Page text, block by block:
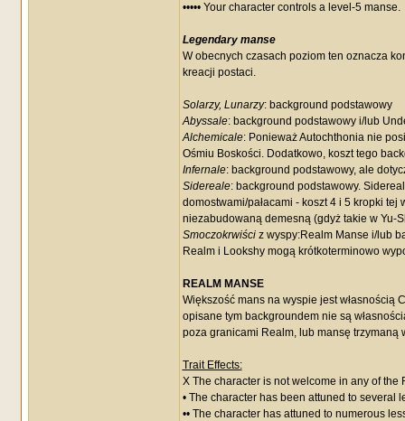
••••• Your character controls a level-5 manse.
Legendary manse
W obecnych czasach poziom ten oznacza
kreacji postaci.
Solarzy, Lunarzy: background podstawowy
Abyssale: background podstawowy i/lub
Alchemicale: Ponieważ Autochthonia nie
Ośmiu Boskości. Dodatkowo, koszt tego
Infernale: background podstawowy, ale
Sidereale: background podstawowy.
domostwami/pałacami - koszt 4 i 5 kropki
niezabudowaną demesną (gdyż takie w Yu-
Smoczokrwiściz wyspy:Realm Manse i/lub
Realm i Lookshy mogą krótkoterminowo
REALM MANSE
Większość mans na wyspie jest własnością
opisane tym backgroundem nie są
poza granicami Realm, lub mansę
Trait Effects:
X The character is not welcome in any of the
• The character has been attuned to several
•• The character has attuned to numerous